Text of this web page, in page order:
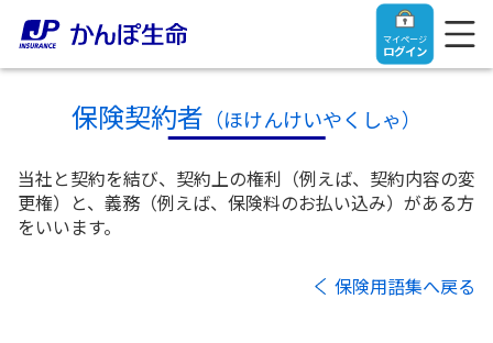
マイページ
ログイン
トップ
保険契約者 （ほけんけいやくしゃ）
当社と契約を結び、契約上の権利（例えば、契約内容の変
更権）と、義務（例えば、保険料のお払い込み）がある方
をいいます。
保険用語集へ戻る